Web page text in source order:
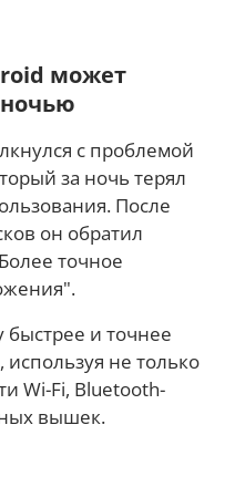
может
с проблемой
за ночь терял
После
он обратил
точное
быстрее и точнее
не только
Wi-Fi, Bluetooth-
вышек.